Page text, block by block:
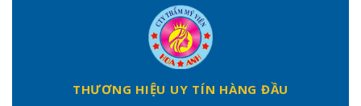
THƯƠNG HIỆU UY TÍN HÀNG ĐẦU